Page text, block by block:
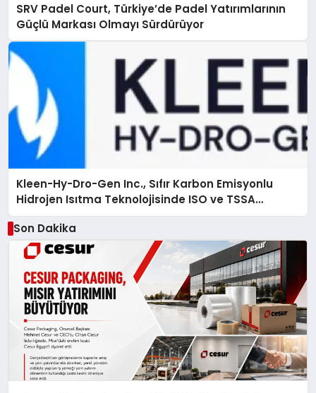
SRV Padel Court, Türkiye’de Padel Yatırımlarının
Güçlü Markası Olmayı Sürdürüyor
Kleen-Hy-Dro-Gen Inc., Sıfır Karbon Emisyonlu
Hidrojen Isıtma Teknolojisinde ISO ve TSSA
Düzenleyici Onaylarını Aldı
Son Dakika